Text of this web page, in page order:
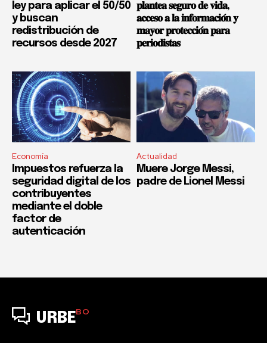
ley para aplicar el 50/50
y buscan
redistribución de
recursos desde 2027
𝐩𝐥𝐚𝐧𝐭𝐞𝐚 𝐬𝐞𝐠𝐮𝐫𝐨 𝐝𝐞 𝐯𝐢𝐝𝐚,
𝐚𝐜𝐜𝐞𝐬𝐨 𝐚 𝐥𝐚 𝐢𝐧𝐟𝐨𝐫𝐦𝐚𝐜𝐢𝐨́𝐧 𝐲
𝐦𝐚𝐲𝐨𝐫 𝐩𝐫𝐨𝐭𝐞𝐜𝐜𝐢𝐨́𝐧 𝐩𝐚𝐫𝐚
𝐩𝐞𝐫𝐢𝐨𝐝𝐢𝐬𝐭𝐚𝐬
Economía
Impuestos refuerza la
seguridad digital de los
contribuyentes
mediante el doble
factor de
autenticación
Actualidad
Muere Jorge Messi,
padre de Lionel Messi
URBEBO